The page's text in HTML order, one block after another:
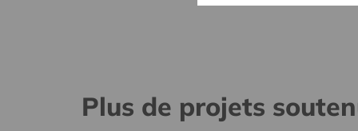
Plus de projets